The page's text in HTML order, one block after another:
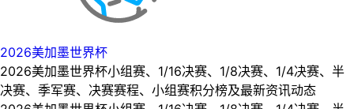
2026美加墨世界杯
2026美加墨世界杯小组赛、1/16决赛、1/8决赛、1/4决赛、半
决赛、季军赛、决赛赛程、小组赛积分榜及最新资讯动态